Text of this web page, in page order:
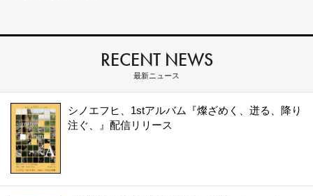
RECENT NEWS
最新ニュース
シノエフヒ、1stアルバム『燦ざめく、迸る、降り
注ぐ、』配信リリース